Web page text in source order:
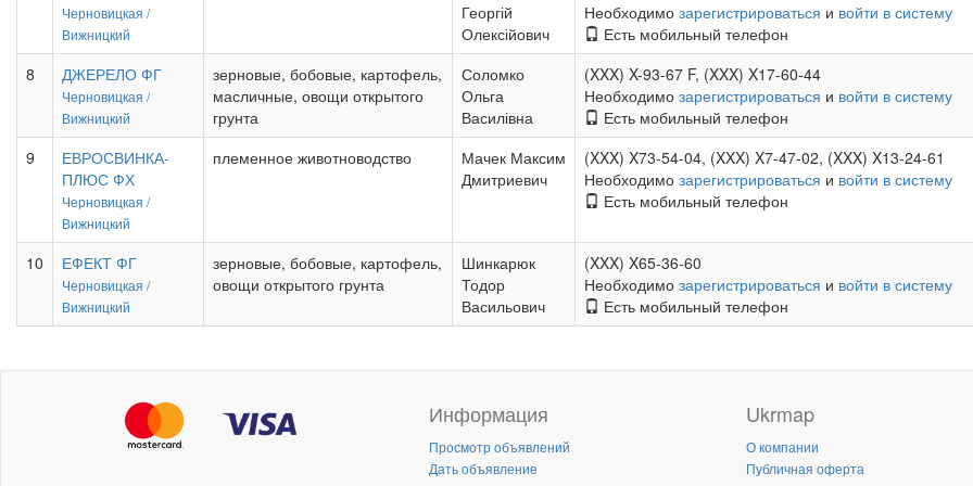
Черновицкая /
Вижницкий
Георгій
Олексійович
Необходимо зарегистрироваться и войти в систему
Есть мобильный телефон
8
ДЖЕРЕЛО ФГ
Черновицкая /
Вижницкий
зерновые, бобовые, картофель,
масличные, овощи открытого
грунта
Соломко
Ольга
Василівна
(XXX) X-93-67 F, (XXX) X17-60-44
Необходимо зарегистрироваться и войти в систему
Есть мобильный телефон
9
ЕВРОСВИНКА-
ПЛЮС ФХ
Черновицкая /
Вижницкий
племенное животноводство
Мачек Максим
Дмитриевич
(XXX) X73-54-04, (XXX) X7-47-02, (XXX) X13-24-61
Необходимо зарегистрироваться и войти в систему
Есть мобильный телефон
10 ЕФЕКТ ФГ
Черновицкая /
Вижницкий
зерновые, бобовые, картофель,
овощи открытого грунта
Шинкарюк
Тодор
Васильович
(XXX) X65-36-60
Необходимо зарегистрироваться и войти в систему
Есть мобильный телефон
Информация
Просмотр объявлений
Дать объявление
Ukrmap
О компании
Публичная оферта